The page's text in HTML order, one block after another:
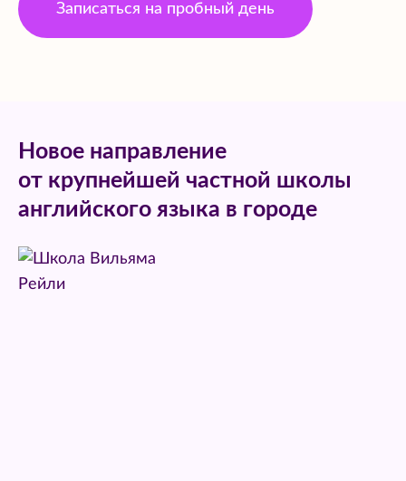
Записаться на пробный день
Новое направление
от крупнейшей частной школы
английского языка в городе